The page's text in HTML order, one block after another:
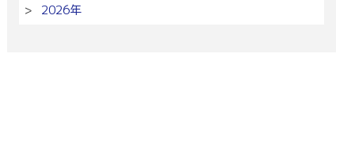
2026年